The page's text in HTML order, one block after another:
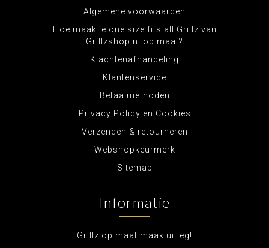
Algemene voorwaarden
Hoe maak je one size fits all Grillz van
Grillzshop.nl op maat?
Klachtenafhandeling
Klantenservice
Betaalmethoden
Privacy Policy en Cookies
Verzenden & retourneren
Webshopkeurmerk
Sitemap
Informatie
Grillz op maat maak uitleg!